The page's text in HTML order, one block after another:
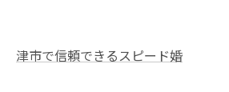
津市で信頼できるスピード婚